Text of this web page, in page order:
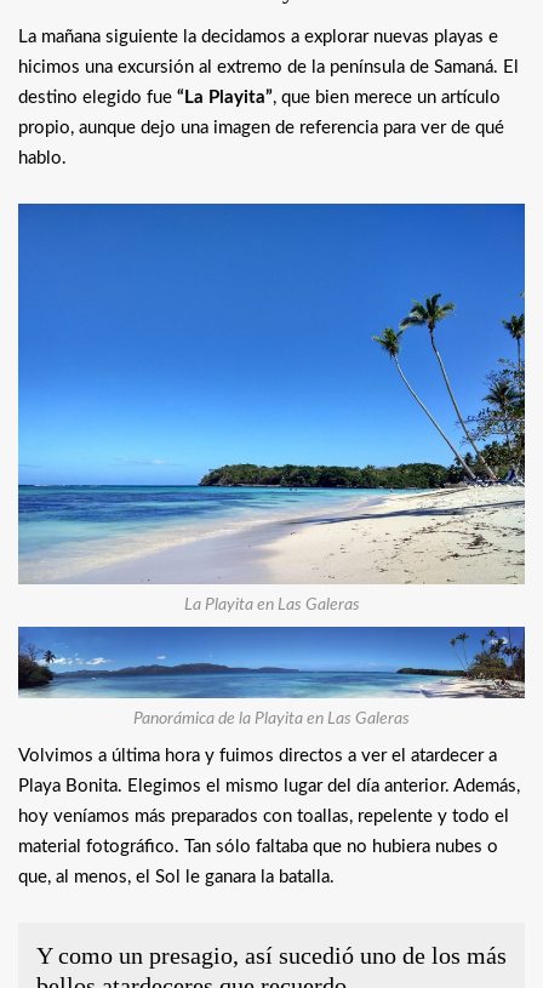
La mañana siguiente la decidamos a explorar nuevas playas e
hicimos una excursión al extremo de la península de Samaná. El
destino elegido fue “La Playita”, que bien merece un artículo
propio, aunque dejo una imagen de referencia para ver de qué
hablo.
La Playita en Las Galeras
Panorámica de la Playita en Las Galeras
Volvimos a última hora y fuimos directos a ver el atardecer a
Playa Bonita. Elegimos el mismo lugar del día anterior. Además,
hoy veníamos más preparados con toallas, repelente y todo el
material fotográfico. Tan sólo faltaba que no hubiera nubes o
que, al menos, el Sol le ganara la batalla.
Y como un presagio, así sucedió uno de los más